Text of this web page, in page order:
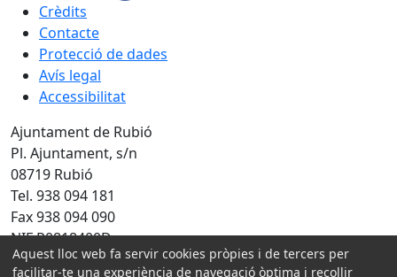
Crèdits
Contacte
Protecció de dades
Avís legal
Accessibilitat
Ajuntament de Rubió
Pl. Ajuntament, s/n
08719 Rubió
Tel. 938 094 181
Fax 938 094 090
NIF P0818400D
Aquest lloc web fa servir cookies pròpies i de tercers per
facilitar-te una experiència de navegació òptima i recollir